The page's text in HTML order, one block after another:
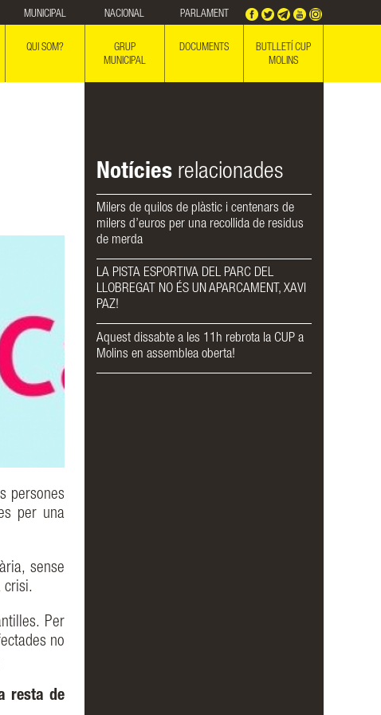
MUNICIPAL NACIONAL PARLAMENT
QUI SOM?
GRUP
MUNICIPAL
DOCUMENTS
BUTLLETÍ CUP
MOLINS
persones
per una
sense
crisi.
Per
no
resta de
Notícies relacionades
Milers de quilos de plàstic i centenars de
milers d’euros per una recollida de residus
de merda
LA PISTA ESPORTIVA DEL PARC DEL
LLOBREGAT NO ÉS UN APARCAMENT, XAVI
PAZ!
Aquest dissabte a les 11h rebrota la CUP a
Molins en assemblea oberta!